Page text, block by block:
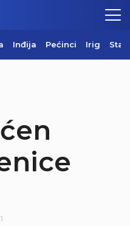
Inđija Pećinci Irig